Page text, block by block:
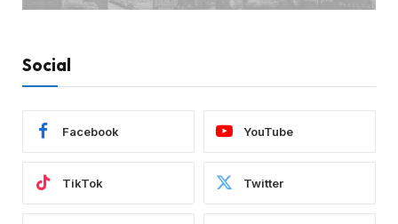
Social
Facebook YouTube
TikTok Twitter